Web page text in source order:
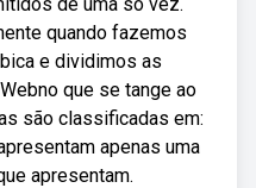
quando fazemos
e dividimos as
que se tange ao
são classificadas em:
apenas uma
apresentam.